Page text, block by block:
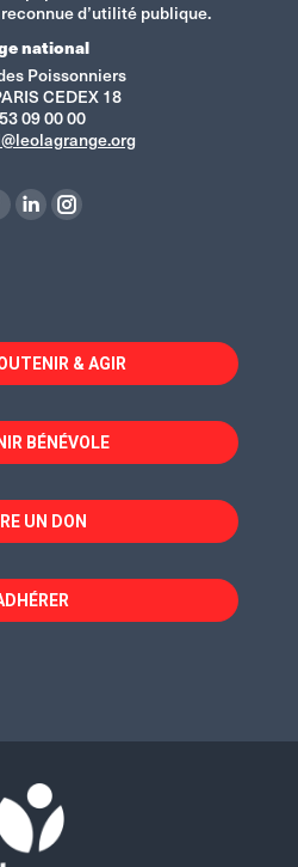
d’utilité publique.
national
Poissonniers
CEDEX 18
09 00 00
La
dans
une
fenêtre
La
dans
une
fenêtre
& AGIR
BÉNÉVOLE
UN DON